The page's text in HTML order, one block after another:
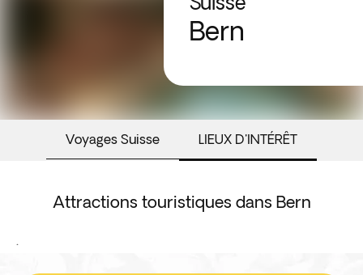
Bern
Voyages Suisse LIEUX D'INTÉRÊT
Attractions touristiques dans Bern
.